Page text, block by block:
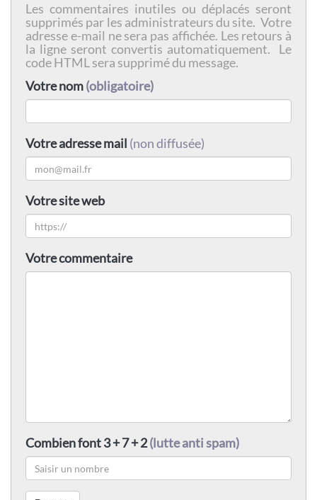
Les commentaires inutiles ou déplacés seront
supprimés par les administrateurs du site. Votre
adresse e-mail ne sera pas affichée. Les retours à
la ligne seront convertis automatiquement. Le
code HTML sera supprimé du message.
Votre nom(obligatoire)
Votre adresse mail (non diffusée)
Votre site web
Votre commentaire
Combien font 3 + 7 + 2(lutte anti spam)